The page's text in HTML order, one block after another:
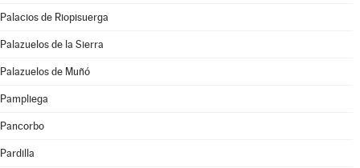
Palacios de Riopisuerga
Palazuelos de la Sierra
Palazuelos de Muñó
Pampliega
Pancorbo
Pardilla